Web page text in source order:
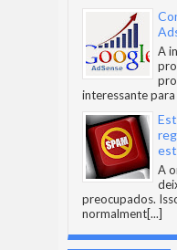
A
interessante
A
preocupados.
normalment[...]